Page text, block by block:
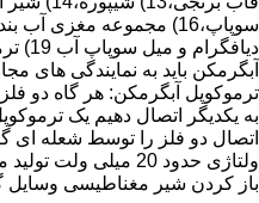
آبگرمکن باید به نمایندگی های
ترموکوپل آبگرمکن: هر گاه دو
به یکدیگر اتصال دهیم یک
اتصال دو فلز را توسط شعله ای
ولتاژی حدود 20 میلی
باز کردن شیر مغناطیسی وسایل گاز سوز